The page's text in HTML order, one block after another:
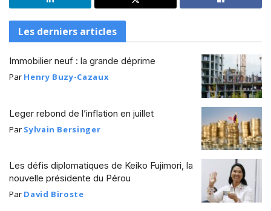
Les derniers articles
Immobilier neuf : la grande déprime
Par Henry Buzy-Cazaux
Leger rebond de l’inflation en juillet
Par Sylvain Bersinger
Les défis diplomatiques de Keiko Fujimori, la
nouvelle présidente du Pérou
Par David Biroste